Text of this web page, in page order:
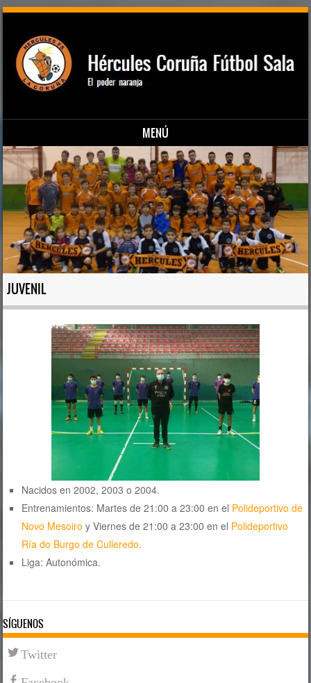
MENÚ
Saltar al contenido
JUVENIL
Nacidos en 2002, 2003 o 2004.
Entrenamientos: Martes de 21:00 a 23:00 en el Polideportivo de
Novo Mesoiro y Viernes de 21:00 a 23:00 en el Polideportivo
Ría do Burgo de Culleredo.
Liga: Autonómica.
SÍGUENOS
Twitter
Facebook